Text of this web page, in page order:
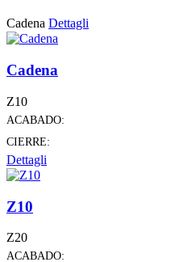
Cadena Dettagli
Cadena
Z10
ACABADO:
CIERRE:
Dettagli
Z10
Z20
ACABADO: